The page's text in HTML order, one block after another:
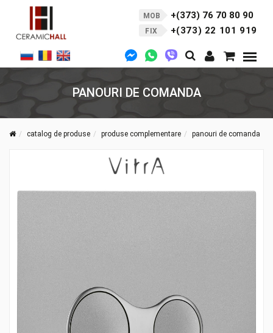
MOB +(373) 76 70 80 90
FIX +(373) 22 101 919
PANOURI DE COMANDA
catalog de produse produse complementare panouri de comanda